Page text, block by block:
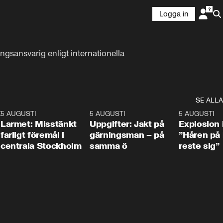
Logga in
enligt internationella
SE ALLA
0:35
5 AUGUSTI
Larmet: Misstänkt
farligt föremål i
centrala Stockholm
0:33
5 AUGUSTI
Uppgifter: Jakt på
gärningsman – på
samma ö
5 AUGUSTI
Explosion
”Håren
reste sig”